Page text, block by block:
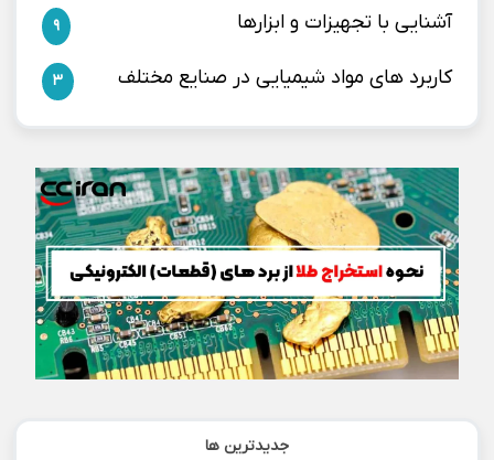
آشنایی با تجهیزات و ابزارها 9
کاربرد های مواد شیمیایی در صنایع مختلف 3
جدیدترین ها